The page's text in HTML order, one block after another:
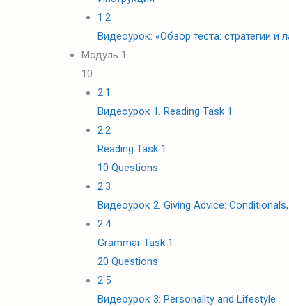
1.2
Видеоурок: «Обзор теста: стратегии и
Модуль 1
10
2.1
Видеоурок 1. Reading Task 1
2.2
Reading Task 1
10 Questions
2.3
Видеоурок 2. Giving Advice:
2.4
Grammar Task 1
20 Questions
2.5
Видеоурок 3: Personality and Lifestyle